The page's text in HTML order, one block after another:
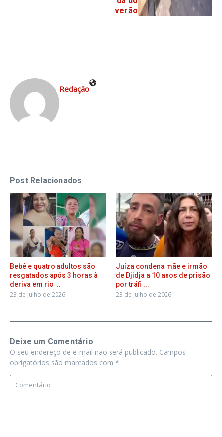
verão
Redação
Post Relacionados
Bebê e quatro adultos são
resgatados após 3 horas à
deriva em rio ...
23 de julho de 2026
Juíza condena mãe e irmão
de Djidja a 10 anos de prisão
por tráfi ...
23 de julho de 2026
Deixe um Comentário
O seu endereço de e-mail não será publicado. Campos
obrigatórios são marcados com *